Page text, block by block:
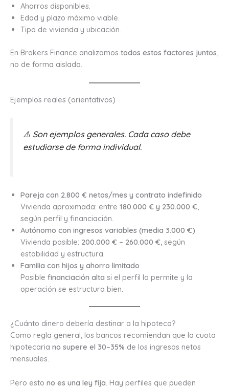
Ahorros disponibles.
Edad y plazo máximo viable.
Tipo de vivienda y ubicación.
En Brokers Finance analizamos todos estos factores juntos,
no de forma aislada.
Ejemplos reales (orientativos)
⚠️ Son ejemplos generales. Cada caso debe
estudiarse de forma individual.
Pareja con 2.800 € netos/mes y contrato indefinido
Vivienda aproximada: entre 180.000 € y 230.000 €,
según perfil y financiación.
Autónomo con ingresos variables (media 3.000 €)
Vivienda posible: 200.000 € – 260.000 €, según
estabilidad y estructura.
Familia con hijos y ahorro limitado
Posible financiación alta si el perfil lo permite y la
operación se estructura bien.
¿Cuánto dinero debería destinar a la hipoteca?
Como regla general, los bancos recomiendan que la cuota
hipotecaria no supere el 30–35% de los ingresos netos
mensuales.
Pero esto no es una ley fija . Hay perfiles que pueden